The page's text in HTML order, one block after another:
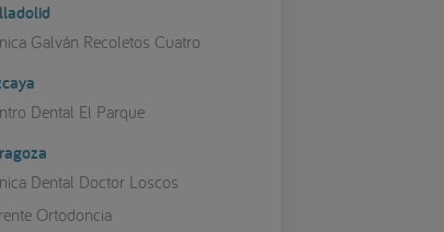
Galván Recoletos Cuatro
Dental El Parque
Dental Doctor Loscos
Ortodoncia